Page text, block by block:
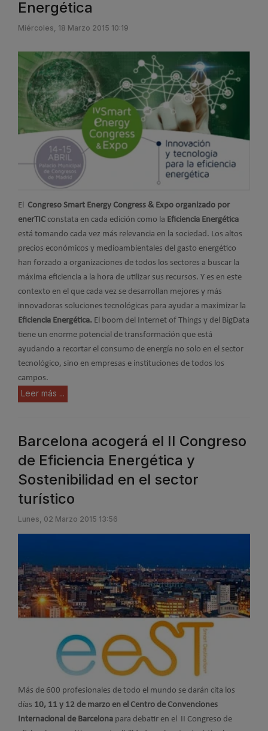
Energética
Miércoles, 18 Marzo 2015 10:19
El Congreso Smart Energy Congress & Expo organizado por
enerTIC constata en cada edición como la Eficiencia Energética
está tomando cada vez más relevancia en la sociedad. Los altos
precios económicos y medioambientales del gasto energético
han forzado a organizaciones de todos los sectores a buscar la
máxima eficiencia a la hora de utilizar sus recursos. Y es en este
contexto en el que cada vez se desarrollan mejores y más
innovadoras soluciones tecnológicas para ayudar a maximizar la
Eficiencia Energética. El boom del Internet of Things y del BigData
tiene un enorme potencial de transformación que está
ayudando a recortar el consumo de energía no solo en el sector
tecnológico, sino en empresas e instituciones de todos los
campos.
Leer más ...
Barcelona acogerá el II Congreso
de Eficiencia Energética y
Sostenibilidad en el sector
turístico
Lunes, 02 Marzo 2015 13:56
Más de 600 profesionales de todo el mundo se darán cita los
días 10, 11 y 12 de marzo en el Centro de Convenciones
Internacional de Barcelona para debatir en el II Congreso de